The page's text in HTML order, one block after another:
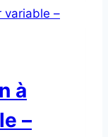
à
–